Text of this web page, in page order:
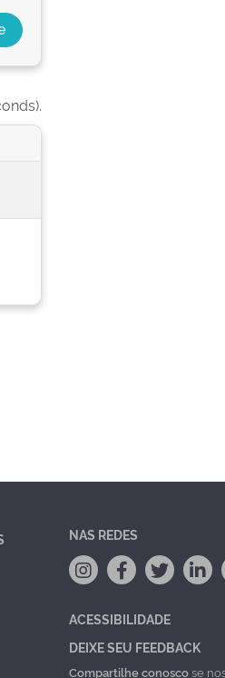
NAS REDES
ACESSIBILIDADE
DEIXE SEU FEEDBACK
Compartilhe conoscose